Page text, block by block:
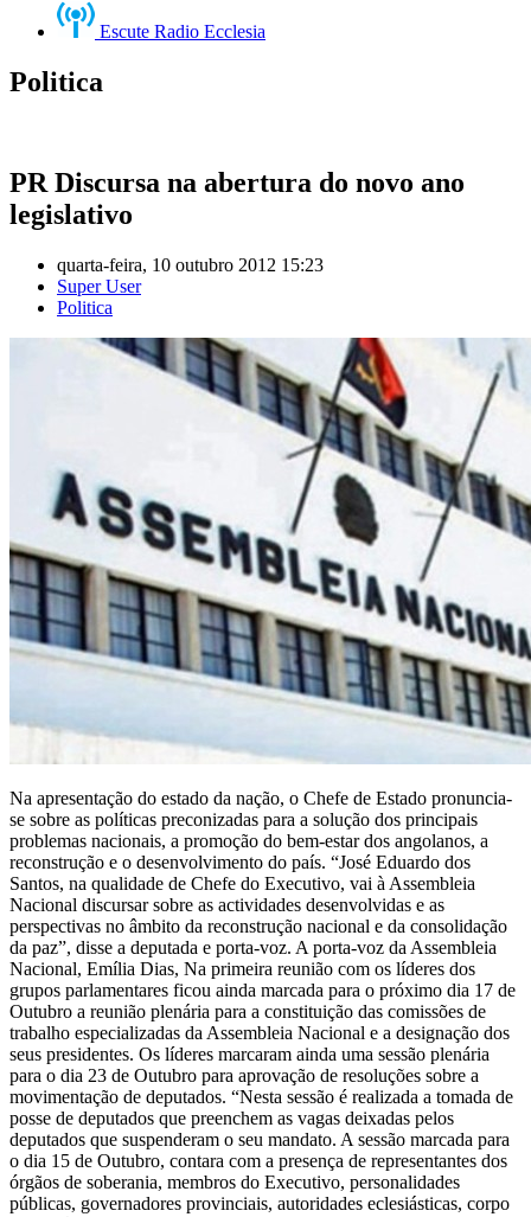
Escute Radio Ecclesia
Politica
PR Discursa na abertura do novo ano
legislativo
quarta-feira, 10 outubro 2012 15:23
Super User
Politica
Na apresentação do estado da nação, o Chefe de Estado pronuncia-
se sobre as políticas preconizadas para a solução dos principais
problemas nacionais, a promoção do bem-estar dos angolanos, a
reconstrução e o desenvolvimento do país. “José Eduardo dos
Santos, na qualidade de Chefe do Executivo, vai à Assembleia
Nacional discursar sobre as actividades desenvolvidas e as
perspectivas no âmbito da reconstrução nacional e da consolidação
da paz”, disse a deputada e porta-voz. A porta-voz da Assembleia
Nacional, Emília Dias, Na primeira reunião com os líderes dos
grupos parlamentares ficou ainda marcada para o próximo dia 17 de
Outubro a reunião plenária para a constituição das comissões de
trabalho especializadas da Assembleia Nacional e a designação dos
seus presidentes. Os líderes marcaram ainda uma sessão plenária
para o dia 23 de Outubro para aprovação de resoluções sobre a
movimentação de deputados. “Nesta sessão é realizada a tomada de
posse de deputados que preenchem as vagas deixadas pelos
deputados que suspenderam o seu mandato. A sessão marcada para
o dia 15 de Outubro, contara com a presença de representantes dos
órgãos de soberania, membros do Executivo, personalidades
públicas, governadores provinciais, autoridades eclesiásticas, corpo